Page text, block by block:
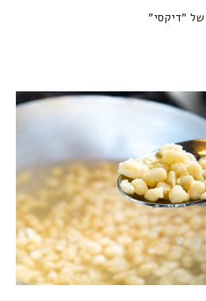
״דיקסי״